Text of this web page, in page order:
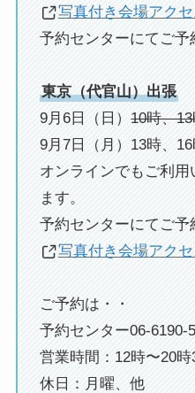
写真付き会場アクセ
予約センターにてご予
東京（代官山）出張
9月6日（日）10時、
9月7日（月）13時、
オンラインでもご利
ます。
予約センターにてご予
写真付き会場アクセ
ご予約は・・
予約センター06-6190-
営業時間：12時〜20時
休日：月曜、他